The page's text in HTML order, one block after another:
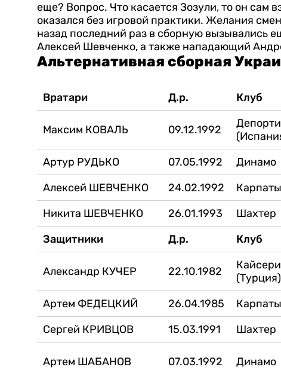
еще? Вопрос. Что касается Зозули, то он сам
оказался без игровой практики. Желания
назад последний раз в сборную вызывались
Алексей Шевченко, а также нападающий
Альтернативная сборная
Вратари Д.р. Клуб
Максим КОВАЛЬ 09.12.1992
Артур РУДЬКО
07.05.1992 Динамо
Алексей ШЕВЧЕНКО
24.02.1992 Карпаты
Никита ШЕВЧЕНКО
26.01.1993 Шахтер
Защитники
Д.р. Клуб
Александр КУЧЕР 22.10.1982
(Турция)
Артем ФЕДЕЦКИЙ 26.04.1985 Карпаты
Сергей КРИВЦОВ
15.03.1991 Шахтер
Артем ШАБАНОВ 07.03.1992 Динамо